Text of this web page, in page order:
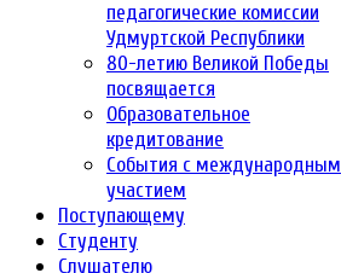
педагогические комиссии
Удмуртской Республики
80-летию Великой Победы
посвящается
Образовательное
кредитование
События с международным
участием
Поступающему
Студенту
Слушателю